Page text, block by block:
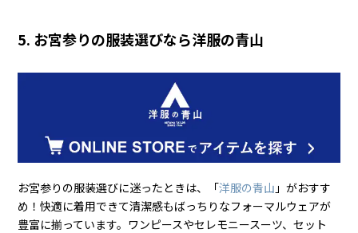
5. お宮参りの服装選びなら洋服の青山
お宮参りの服装選びに迷ったときは、「洋服の青山 」がおすす
め！快適に着用できて清潔感もばっちりなフォーマルウェアが
豊富に揃っています。ワンピースやセレモニースーツ、セット